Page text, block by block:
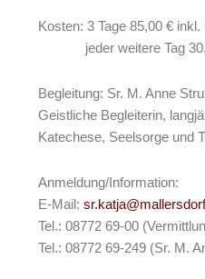
Kosten: 3 Tage 85,00 €
jeder weitere Tag
Begleitung: Sr. M. Anne
Geistliche Begleiterin,
Katechese, Seelsorge und
Anmeldung/Information:
E-Mail:
Tel.: 08772 69-00
Tel.: 08772 69-249 (Sr. M.